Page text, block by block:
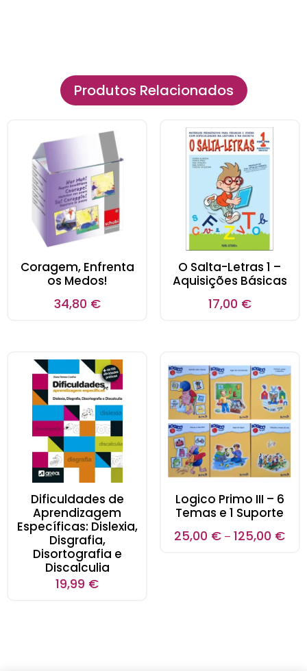
Produtos Relacionados
Coragem, Enfrenta
os Medos!
34,80 €
O Salta-Letras 1 –
Aquisições Básicas
17,00 €
Dificuldades de
Aprendizagem
Específicas: Dislexia,
Disgrafia,
Disortografia e
Discalculia
19,99 €
Logico Primo III – 6
Temas e 1 Suporte
25,00 € – 125,00 €